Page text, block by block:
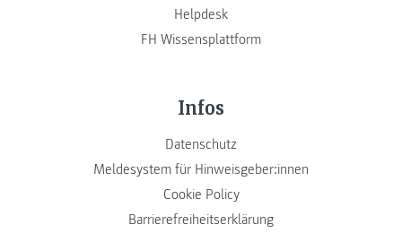
Helpdesk
FH Wissensplattform
Infos
Datenschutz
Meldesystem für Hinweisgeber:innen
Cookie Policy
Barrierefreiheitserklärung